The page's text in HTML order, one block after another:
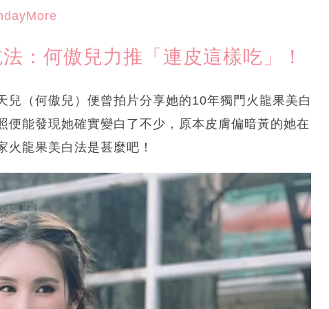
：何傲兒力推「連皮這樣吃」！
兒（何傲兒）便曾拍片分享她的10年獨門火龍果美白
便能發現她確實變白了不少，原本皮膚偏暗黃的她在
龍果美白法是甚麼吧！